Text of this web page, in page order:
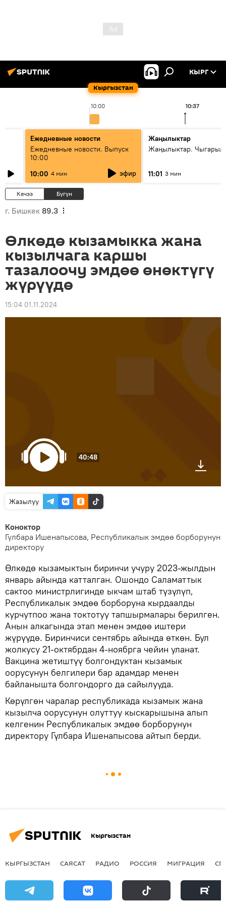
Кыргызстан
КЫРГ
10:00 10:37
Ежедневные новости
Ежедневные новости. Выпуск
10:00
10:00 4 мин эфир
Жаңылыктар
Жаңылыктар.
11:01 3 мин
Кечээ Бүгүн
г. Бишкек 89.3
Өлкөдө кызамыкка жана
кызылчага каршы
тазалоочу эмдөө өнөктүгү
жүрүүдө
15:04 01.11.2024
40:48
Жазылуу
Коноктор
Гүлбара Ишенапысова, Республикалык эмдөө борборунун
директору
Өлкөдө кызамыктын биринчи учуру 2023-жылдын
январь айында катталган. Ошондо Саламаттык
сактоо министрлигинде ыкчам штаб түзүлүп,
Республикалык эмдөө борборуна кырдаалды
курчутпоо жана токтотуу тапшырмалары берилген.
Анын алкагында этап менен эмдөө иштери
жүрүүдө. Биринчиси сентябрь айында өткөн. Бул
жолкусу 21-октябрдан 4-ноябрга чейин уланат.
Вакцина жетиштүү болгондуктан кызамык
оорусунун белгилери бар адамдар менен
байланышта болгондорго да сайылууда.
Көрүлгөн чаралар республикада кызамык жана
кызылча оорусунун олуттуу кыскарышына алып
келгенин Республикалык эмдөө борборунун
директору Гүлбара Ишенапысова айтып берди.
Кыргызстан
КЫРГЫЗСТАН САЯСАТ РАДИО РОССИЯ МИГРАЦИЯ